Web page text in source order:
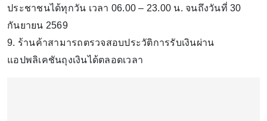
ประชาชนได้ทุกวัน เวลา 06.00 – 23.00 น. จนถึงวันที่ 30
กันยายน 2569
9. ร้านค้าสามารถตรวจสอบประวัติการรับเงินผ่าน
แอปพลิเคชันถุงเงินได้ตลอดเวลา